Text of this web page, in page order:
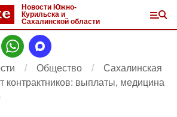
Новости Южно-
Курильска и
Сахалинской области
Общество
Сахалинская
контрактников: выплаты, медицина